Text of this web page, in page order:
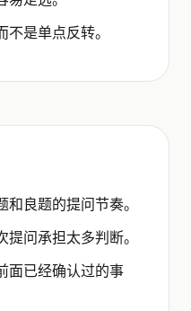
是单点反转。
良题的提问节奏。
问承担太多判断。
面已经确认过的事